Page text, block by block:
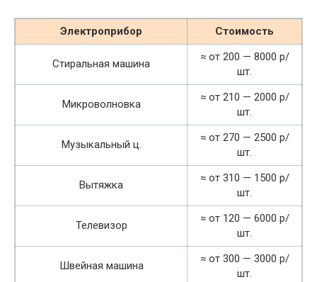
Электроприбор Стоимость
Стиральная машина
≈ от 200 — 8000 р/
шт.
Микроволновка
≈ от 210 — 2000 р/
шт.
Музыкальный ц.
≈ от 270 — 2500 р/
шт.
Вытяжка
≈ от 310 — 1500 р/
шт.
Телевизор
≈ от 120 — 6000 р/
шт.
Швейная машина
≈ от 300 — 3000 р/
шт.